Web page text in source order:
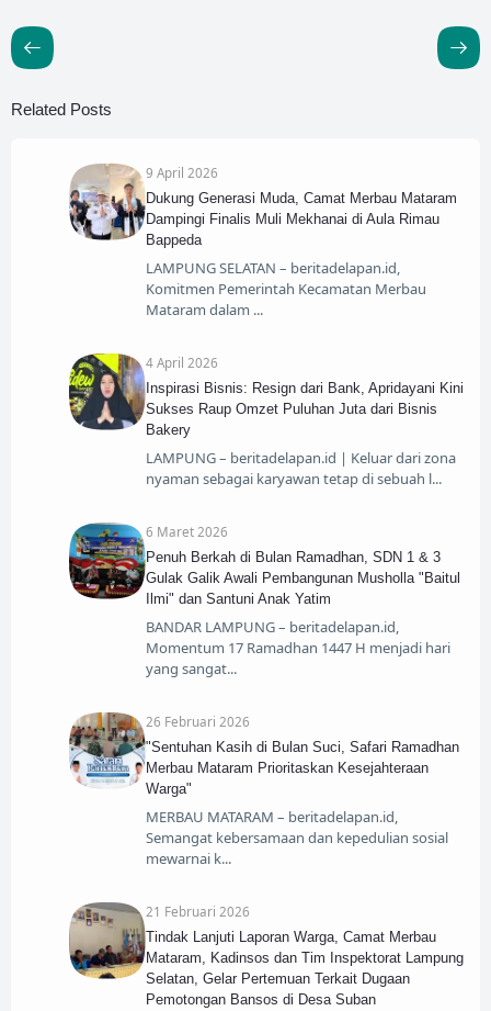
Related Posts
9 April 2026
​Dukung Generasi Muda, Camat Merbau Mataram
Dampingi Finalis Muli Mekhanai di Aula Rimau
Bappeda
​LAMPUNG SELATAN – beritadelapan.id,
Komitmen Pemerintah Kecamatan Merbau
Mataram dalam
4 April 2026
​Inspirasi Bisnis: Resign dari Bank, Apridayani Kini
Sukses Raup Omzet Puluhan Juta dari Bisnis
Bakery
​LAMPUNG – beritadelapan.id | Keluar dari zona
nyaman sebagai karyawan tetap di sebuah l
6 Maret 2026
​Penuh Berkah di Bulan Ramadhan, SDN 1 & 3
Gulak Galik Awali Pembangunan Musholla "Baitul
Ilmi" dan Santuni Anak Yatim
​BANDAR LAMPUNG – beritadelapan.id,
Momentum 17 Ramadhan 1447 H menjadi hari
yang sangat
26 Februari 2026
​"Sentuhan Kasih di Bulan Suci, Safari Ramadhan
Merbau Mataram Prioritaskan Kesejahteraan
Warga"
MERBAU MATARAM – beritadelapan.id,
Semangat kebersamaan dan kepedulian sosial
mewarnai k
21 Februari 2026
Tindak Lanjuti Laporan Warga, Camat Merbau
Mataram, Kadinsos dan Tim Inspektorat Lampung
Selatan, Gelar Pertemuan Terkait Dugaan
Pemotongan Bansos di Desa Suban